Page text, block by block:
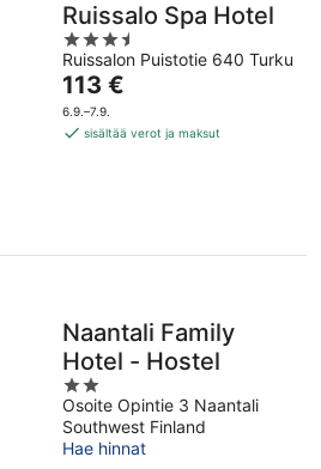
Ruissalo Spa Hotel
3.5
out
of
5
Ruissalon Puistotie 640 Turku
Hinta
on
113 €
113 €
6.9.–7.9.
sisältää verot ja maksut
Naantali Family
Hotel - Hostel
2
out
of
5
Osoite Opintie 3 Naantali
Southwest Finland
Hae hinnat